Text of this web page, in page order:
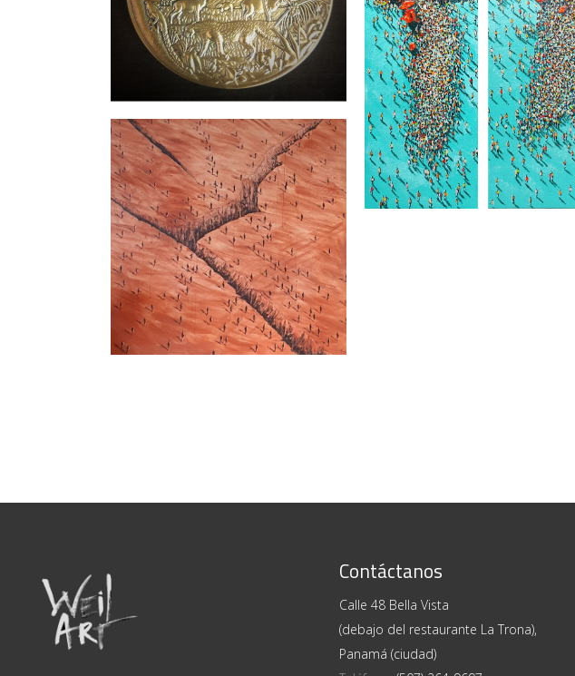
FABIO MESA/PDC ADDISON
HOUSE/PINTURAS
Serie: Buscando salida 5
– Fabio Mesa
FABIO MESA/PDC ADDISON
HOUSE/PINTURAS
Contáctanos
Calle 48 Bella Vista
(debajo del restaurante La Trona),
Panamá (ciudad)